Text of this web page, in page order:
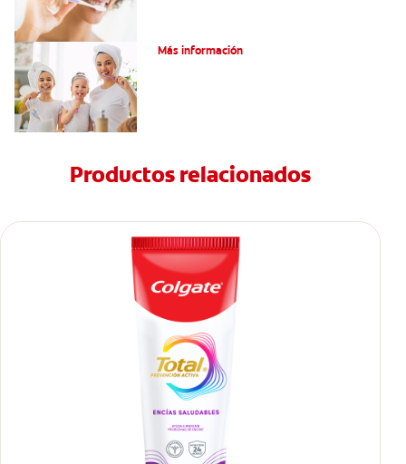
Más información
Productos relacionados